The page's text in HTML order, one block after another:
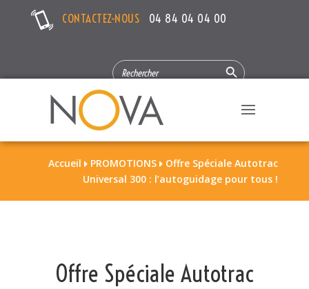
CONTACTEZ-NOUS 04 84 04 04 00
SEARCH
FOR:
Search Button
Accueil  PROMOTIONS  Offre Spéciale Autotrac
Universal 300 : l’autoguidage pour tous !
Offre Spéciale Autotrac